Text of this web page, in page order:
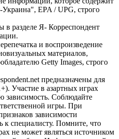
EPA / UPG, строго
в разделе Я- Корреспондент
и воспроизведение
материалов,
Getty Images, строго
предназначены для
Участие в азартных играх
зависимость. Соблюдайте
игры. При
зависимости
к специалисту. Помните, что
не может являться источником